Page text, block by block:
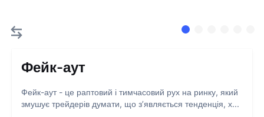
Фейк-аут
Фейк-аут - це раптовий і тимчасовий рух на ринку, який
змушує трейдерів думати, що з’являється тенденція, х...